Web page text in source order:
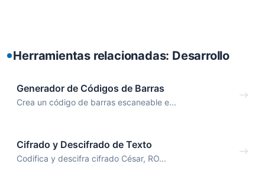
Herramientas relacionadas: Desarrollo
Generador de Códigos de Barras
Crea un código de barras escaneable e...
Cifrado y Descifrado de Texto
Codifica y descifra cifrado César, RO...